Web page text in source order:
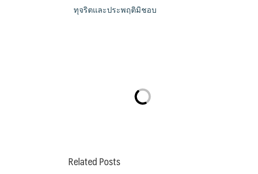
ทุจริตและประพฤติมิชอบ
Related Posts